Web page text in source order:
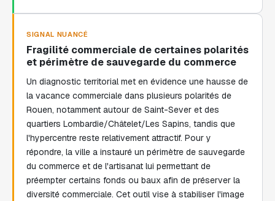
SIGNAL NUANCÉ
Fragilité commerciale de certaines polarités
et périmètre de sauvegarde du commerce
Un diagnostic territorial met en évidence une hausse de
la vacance commerciale dans plusieurs polarités de
Rouen, notamment autour de Saint-Sever et des
quartiers Lombardie/Châtelet/Les Sapins, tandis que
l'hypercentre reste relativement attractif. Pour y
répondre, la ville a instauré un périmètre de sauvegarde
du commerce et de l'artisanat lui permettant de
préempter certains fonds ou baux afin de préserver la
diversité commerciale. Cet outil vise à stabiliser l'image